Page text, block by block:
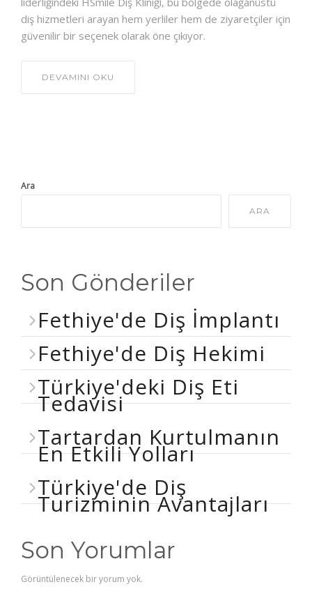
diş hizmetleri arayan hem yerliler hem de ziyaretçiler için
güvenilir bir seçenek olarak öne çıkıyor.
DEVAMINI OKU
Ara
ARA
Son Gönderiler
Fethiye'de Diş İmplantı
Fethiye'de Diş Hekimi
Türkiye'deki Diş Eti
Tedavisi
Tartardan Kurtulmanın
En Etkili Yolları
Türkiye'de Diş
Turizminin Avantajları
Son Yorumlar
Görüntülenecek bir yorum yok.